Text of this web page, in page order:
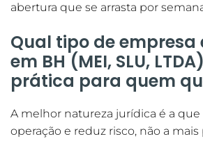
abertura que se arrasta por
Qual tipo de empresa
em BH (MEI, SLU,
prática para quem
A melhor natureza jurídica é a
operação e reduz risco, não a mais